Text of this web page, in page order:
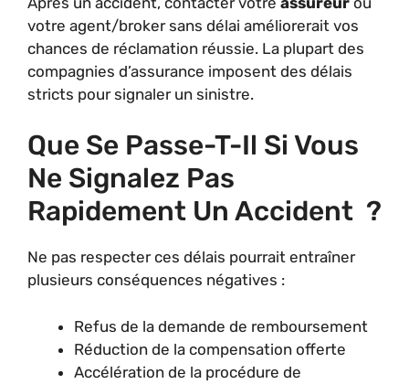
votre agent/broker sans délai améliorerait vos
chances de réclamation réussie. La plupart des
compagnies d’assurance imposent des délais
stricts pour signaler un sinistre.
Que Se Passe-T-Il Si Vous
Ne Signalez Pas
Rapidement Un Accident ?
Ne pas respecter ces délais pourrait entraîner
plusieurs conséquences négatives :
Refus de la demande de remboursement
Réduction de la compensation offerte
Accélération de la procédure de